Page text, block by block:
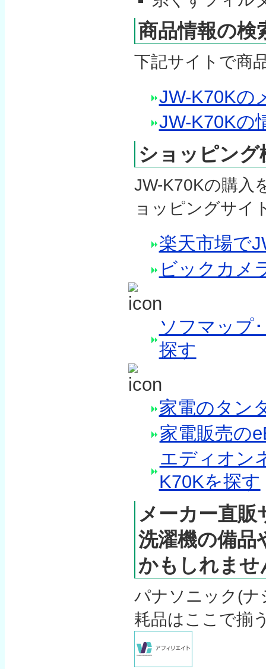
商品情報の検
下記サイトで商
JW-K70Kの
JW-K70Kの
ショッピング
JW-K70Kの購入
ョッピングサイ
楽天市場で
ビックカメ
ソフマップ
探す
家電のタン
家電販売の
エディオン
K70Kを探す
メーカー直
洗濯機の備品
かもしれませ
パナソニック(ナ
耗品はここで揃